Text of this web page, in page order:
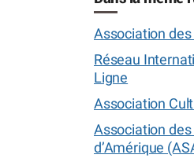
Association des
Réseau
Ligne
Association
Association
d’Amérique